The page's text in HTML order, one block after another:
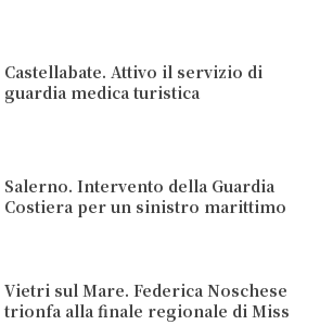
Castellabate. Attivo il servizio di
guardia medica turistica
Salerno. Intervento della Guardia
Costiera per un sinistro marittimo
Vietri sul Mare. Federica Noschese
trionfa alla finale regionale di Miss